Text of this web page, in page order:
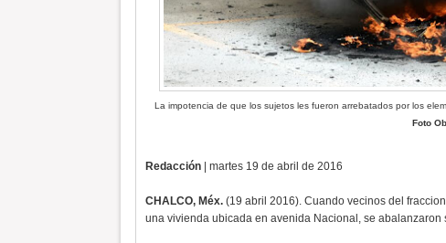
La impotencia de que los sujetos les fueron arrebatados por los
Foto
Redacción| martes 19 de abril de 2016
CHALCO, Méx.(19 abril 2016). Cuando vecinos del
una vivienda ubicada en avenida Nacional, se